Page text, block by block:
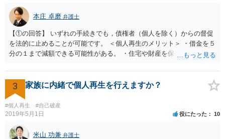
本庄 卓磨 弁護士
【①の回答】 いずれの手続きでも，債権者（個人を除く）からの督促
を法的に止めることが可能です。 ＜個人再生のメリット＞ ・借金を５
分の１まで減額できる可能性がある。 ・住宅や財産を保持できる（た
理的抵抗が小さい（個人差あり）。 ＜自己破産のメリット＞ ・税金等
の滞納分を除き，借金を返済する必要がなくなる。 【②の回答】 ・個
人再生・破産ともに，信用情報に事故情報（いわゆるブラックリス
ト）として登録されますので，５年～１０年ほどは新たに借金をする
ことはできません。また，住宅や店舗を借りる際，保証会社の審査も
通らなくなるため，保証人を立てて契約する必要がある場合がありま
す。 ・ご家族名義の財産を処分する必要はありません。 ・個人再生・
3 家族に内緒で個人再生を行えますか？
#個人再生 #自己破産
2019年5月1日 役にたった 10
米山 功兼 弁護士